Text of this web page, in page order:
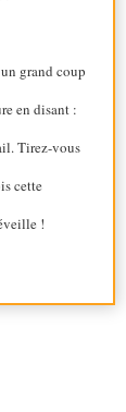
grand coup
en disant :
Tirez-vous
cette
!